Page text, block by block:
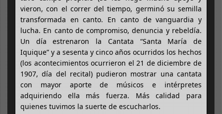
vieron, con el correr del tiempo, germinó su semilla
transformada en canto. En canto de vanguardia y
lucha. En canto de compromiso, denuncia y rebeldía.
Un día estrenaron la Cantata “Santa María de
Iquique” y a sesenta y cinco años ocurridos los hechos
(los acontecimientos ocurrieron el 21 de diciembre de
1907, día del recital) pudieron mostrar una cantata
con mayor aporte de músicos e intérpretes
adquiriendo ella más fuerza. Más calidad para
quienes tuvimos la suerte de escucharlos.